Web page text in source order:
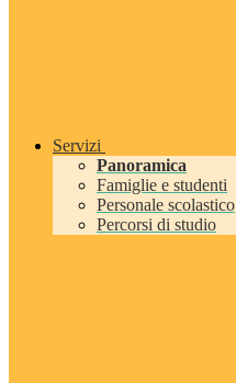
Servizi
Panoramica
Famiglie e studenti
Personale scolastico
Percorsi di studio